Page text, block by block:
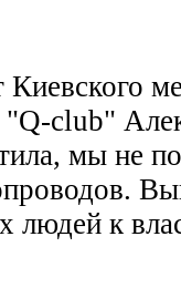
Киевского
"Q-club"
мы не
людей к